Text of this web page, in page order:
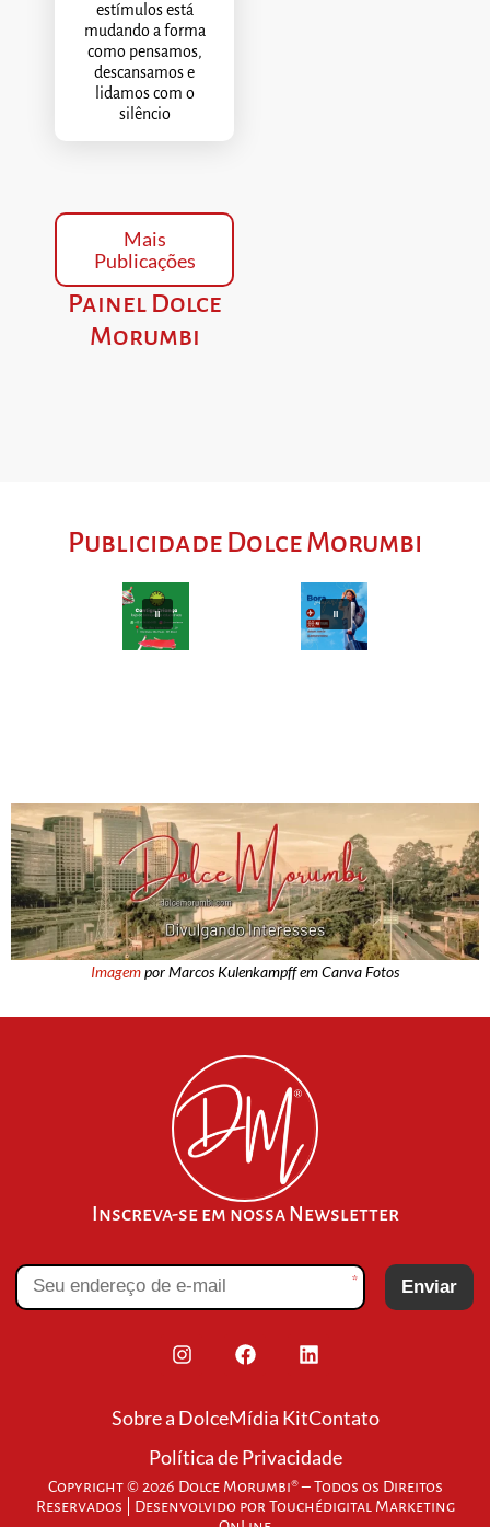
estímulos está
mudando a forma
como pensamos,
descansamos e
lidamos com o
silêncio
Mais
Publicações
Painel Dolce
Morumbi
Publicidade Dolce Morumbi
Imagempor Marcos Kulenkampff em Canva Fotos
Inscreva-se em nossa Newsletter
* Enviar
Sobre a DolceMídia KitContato
Política de Privacidade
Copyright © 2026 Dolce Morumbi® – Todos os Direitos
Reservados | Desenvolvido por Touchédigital Marketing